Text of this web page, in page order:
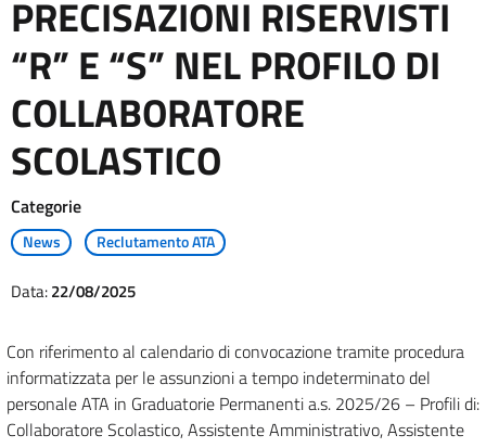
PRECISAZIONI RISERVISTI
“R” E “S” NEL PROFILO DI
COLLABORATORE
SCOLASTICO
Categorie
News Reclutamento ATA
Data:22/08/2025
Con riferimento al calendario di convocazione tramite procedura
informatizzata per le assunzioni a tempo indeterminato del
personale ATA in Graduatorie Permanenti a.s. 2025/26 – Profili di:
Collaboratore Scolastico, Assistente Amministrativo, Assistente